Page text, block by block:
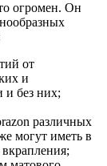
огромен. Он
от
и
без них;
различных
могут иметь в